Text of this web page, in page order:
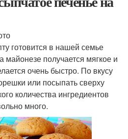
готовится в нашей семье
майонезе получается мягкое и
очень быстро. По вкусу
или посыпать сверху
количества ингредиентов
много.